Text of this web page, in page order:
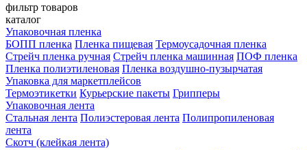
фильтр товаров
каталог
Упаковочная пленка
БОПП пленка Пленка пищевая Термоусадочная пленка
Стрейч пленка ручная Стрейч пленка машинная ПОФ пленка
Пленка полиэтиленовая Пленка воздушно-пузырчатая
Упаковка для маркетплейсов
Термоэтикетки Курьерские пакеты Грипперы
Упаковочная лента
Стальная лента Полиэстеровая лента Полипропиленовая
лента
Скотч (клейкая лента)